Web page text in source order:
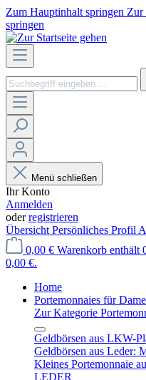
Zum Hauptinhalt springen Zur
springen
Menü schließen
Ihr Konto
Anmelden
oderregistrieren
Übersicht Persönliches Profil
0,00 € Warenkorb enthält
0,00 €.
Home
Portemonnaies für
Zur Kategorie
Geldbörsen aus LKW-
Geldbörsen aus
Kleines Portemonnaie
LEDER